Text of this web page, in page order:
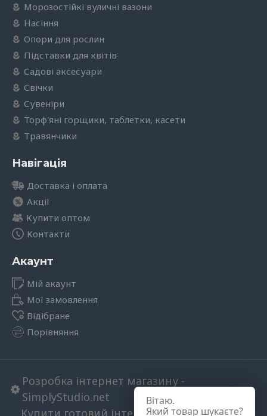
Морозостійкі вуличні вазони
Насіння
Опори для рослин
Підставки для квітів
Садові аксесуари
Свічки
Сувеніри
Торф'яні горщики, таблетки, касети
Травянчики
Навігація
Доставка і оплата
Акції
Купити оптом
Контакти
Акаунт
Мій акаунт
Мої замовлення
Відібране
Порівняння
Розробка інтернет магазину -
SimplyStudio.net
Купити готовий інтернет магазин в
Вітаю.
Який товар шукаєте?